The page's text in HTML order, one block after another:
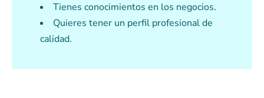
Tienes conocimientos en los negocios.
Quieres tener un perfil profesional de
calidad.